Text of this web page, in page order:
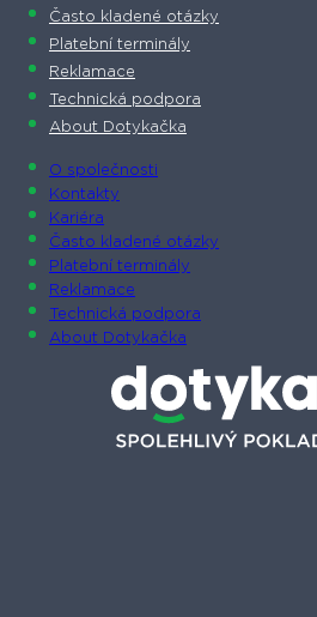
Často kladené otázky
Platební terminály
Reklamace
Technická podpora
About Dotykačka
O společnosti
Kontakty
Kariéra
Často kladené otázky
Platební terminály
Reklamace
Technická podpora
About Dotykačka